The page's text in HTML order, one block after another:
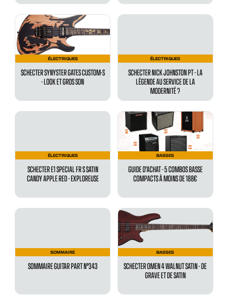
ÉLECTRIQUES
SCHECTER SYNYSTER GATES CUSTOM-S
- LOOK ET GROS SON
ÉLECTRIQUES
SCHECTER NICK JOHNSTON PT - LA
LÉGENDE AU SERVICE DE LA
MODERNITÉ ?
ÉLECTRIQUES
SCHECTER E1 SPECIAL FR S SATIN
CANDY APPLE RED - EXPLOREUSE
BASSES
GUIDE D'ACHAT - 5 COMBOS BASSE
COMPACTS À MOINS DE 188€
SOMMAIRE
SOMMAIRE GUITAR PART N°343
BASSES
SCHECTER OMEN 4 WALNUT SATIN - DE
GRAVE ET DE SATIN